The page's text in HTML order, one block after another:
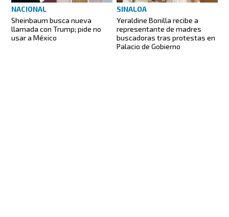
NACIONAL
Sheinbaum busca nueva
llamada con Trump; pide no
usar a México
SINALOA
Yeraldine Bonilla recibe a
representante de madres
buscadoras tras protestas en
Palacio de Gobierno